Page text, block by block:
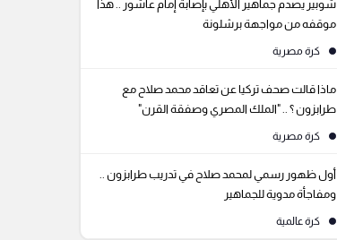
شوبير يصدم جماهير الأهلي بإصابة إمام عاشور .. هذا
موقفه من مواجهة برشلونة
كرة مصرية
ماذا قالت صحف تركيا عن تعاقد محمد صلاح مع
طرابزون ؟ .. "الملك المصري وصفقة القرن"
كرة مصرية
أول ظهور رسمي لمحمد صلاح في تدريب طرابزون ..
ومفاجأة مدوية للجماهير
كرة عالمية